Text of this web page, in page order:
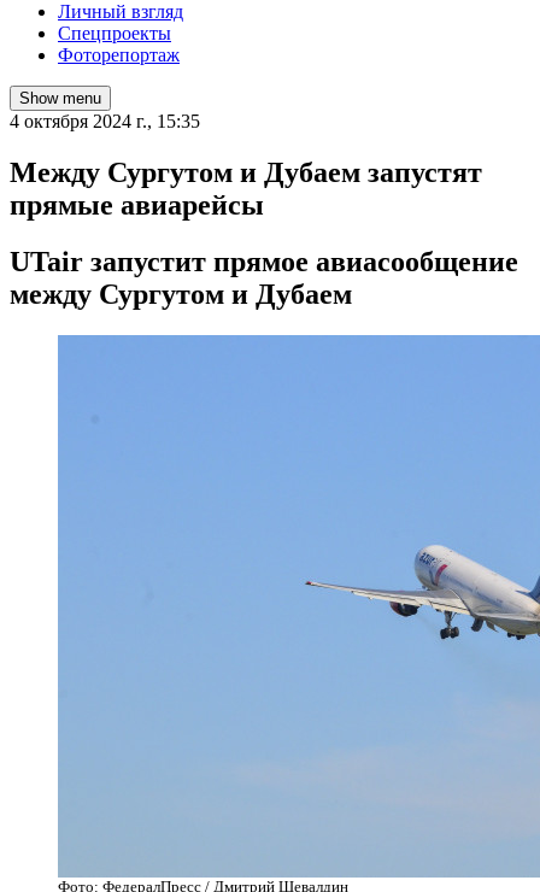
Личный взгляд
Спецпроекты
Фоторепортаж
Show menu
4 октября 2024 г., 15:35
Между Сургутом и Дубаем запустят
прямые авиарейсы
UTair запустит прямое авиасообщение
между Сургутом и Дубаем
Фото: ФедералПресс / Дмитрий Шевалдин